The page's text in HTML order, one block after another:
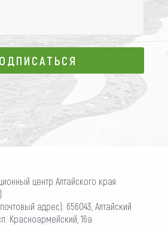
центр Алтайского края
адрес): 656043, Алтайский
Красноармейский, 16а